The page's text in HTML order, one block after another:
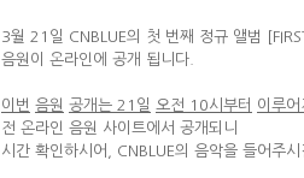
3월 21일 CNBLUE의 첫 번째 정규 앨범
음원이 온라인에 공개 됩니다.
이번 음원 공개는 21 일 오전 10시 부터 이루어
전 온라인 음원 사이트에서 공개되니
시간 확인하시어, CNBLUE의 음악을 들어주시